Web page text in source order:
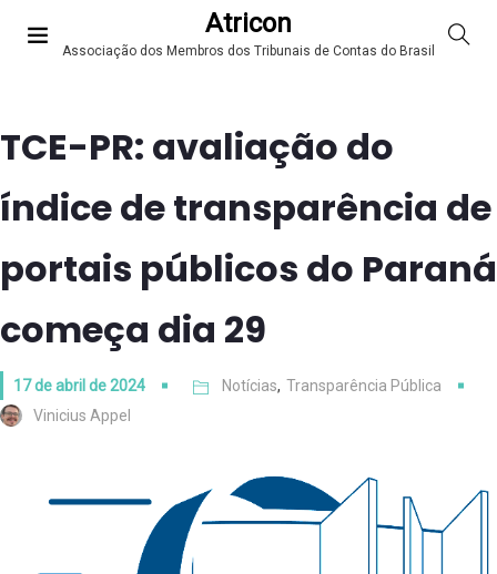
Atricon
Associação dos Membros dos Tribunais de Contas do Brasil
TCE-PR: avaliação do
índice de transparência de
portais públicos do Paraná
começa dia 29
17 de abril de 2024 Notícias, Transparência Pública
Vinicius Appel